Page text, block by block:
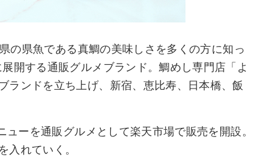
の県魚である真鯛の美味しさを多くの方に知っ
開する通販グルメブランド。鯛めし専門店「よ
ランドを立ち上げ、新宿、恵比寿、日本橋、飯
ーを通販グルメとして楽天市場で販売を開設。
入れていく。